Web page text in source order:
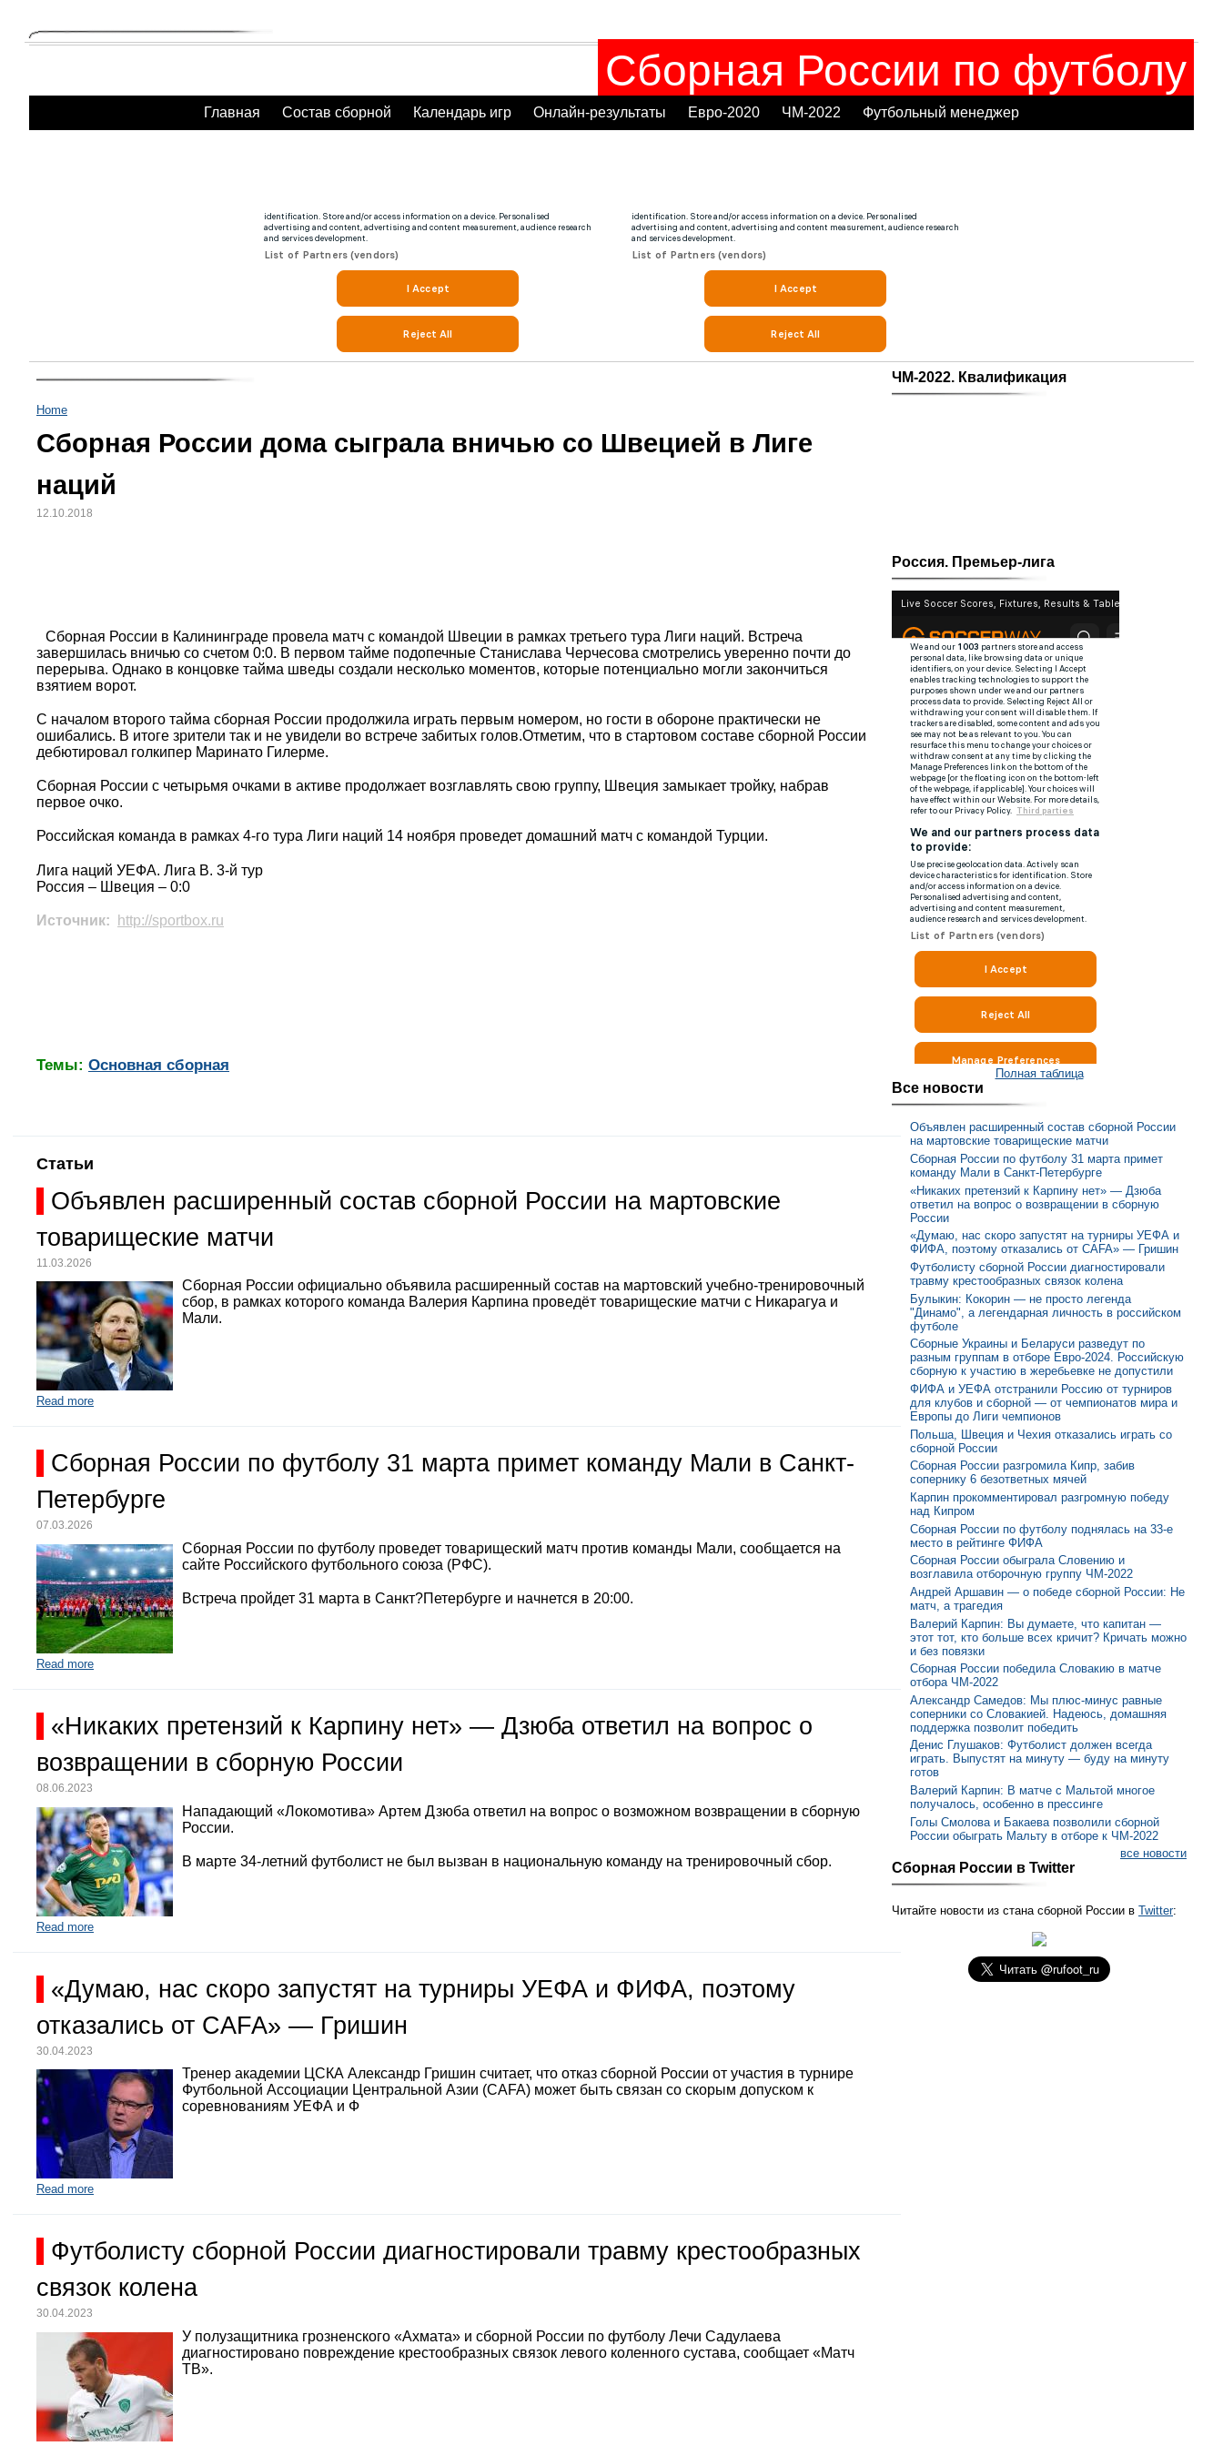
Сборная России по футболу
Главная Состав сборной Календарь игр Онлайн-результаты Евро-2020 ЧМ-2022 Футбольный менеджер
Home
Сборная России дома сыграла вничью со Швецией в Лиге
наций
12.10.2018
Сборная России в Калининграде провела матч с командой Швеции в рамках третьего тура Лиги наций. Встреча
завершилась вничью со счетом 0:0. В первом тайме подопечные Станислава Черчесова смотрелись уверенно почти до
перерыва. Однако в концовке тайма шведы создали несколько моментов, которые потенциально могли закончиться
взятием ворот.
С началом второго тайма сборная России продолжила играть первым номером, но гости в обороне практически не
ошибались. В итоге зрители так и не увидели во встрече забитых голов.Отметим, что в стартовом составе сборной России
дебютировал голкипер Маринато Гилерме.
Сборная России с четырьмя очками в активе продолжает возглавлять свою группу, Швеция замыкает тройку, набрав
первое очко.
Российская команда в рамках 4-го тура Лиги наций 14 ноября проведет домашний матч с командой Турции.
Лига наций УЕФА. Лига B. 3-й тур
Россия – Швеция – 0:0
Источник: http://sportbox.ru
Темы: Основная сборная
Статьи
Объявлен расширенный состав сборной России на мартовские
товарищеские матчи
11.03.2026
Сборная России официально объявила расширенный состав на мартовский учебно-тренировочный
сбор, в рамках которого команда Валерия Карпина проведёт товарищеские матчи с Никарагуа и
Мали.
Read more
Сборная России по футболу 31 марта примет команду Мали в Санкт-
Петербурге
07.03.2026
Сборная России по футболу проведет товарищеский матч против команды Мали, сообщается на
сайте Российского футбольного союза (РФС).
Встреча пройдет 31 марта в Санкт?Петербурге и начнется в 20:00.
Read more
«Никаких претензий к Карпину нет» — Дзюба ответил на вопрос о
возвращении в сборную России
08.06.2023
Нападающий «Локомотива» Артем Дзюба ответил на вопрос о возможном возвращении в сборную
России.
В марте 34-летний футболист не был вызван в национальную команду на тренировочный сбор.
Read more
«Думаю, нас скоро запустят на турниры УЕФА и ФИФА, поэтому
отказались от CAFA» — Гришин
30.04.2023
Тренер академии ЦСКА Александр Гришин считает, что отказ сборной России от участия в турнире
Футбольной Ассоциации Центральной Азии (CAFA) может быть связан со скорым допуском к
соревнованиям УЕФА и Ф
Read more
Футболисту сборной России диагностировали травму крестообразных
связок колена
30.04.2023
У полузащитника грозненского «Ахмата» и сборной России по футболу Лечи Садулаева
диагностировано повреждение крестообразных связок левого коленного сустава, сообщает «Матч
ТВ».
ЧМ-2022. Квалификация
Россия. Премьер-лига
Полная таблица
Все новости
Объявлен расширенный состав сборной России
на мартовские товарищеские матчи
Сборная России по футболу 31 марта примет
команду Мали в Санкт-Петербурге
«Никаких претензий к Карпину нет» — Дзюба
ответил на вопрос о возвращении в сборную
России
«Думаю, нас скоро запустят на турниры УЕФА и
ФИФА, поэтому отказались от CAFA» — Гришин
Футболисту сборной России диагностировали
травму крестообразных связок колена
Булыкин: Кокорин — не просто легенда
"Динамо", а легендарная личность в российском
футболе
Сборные Украины и Беларуси разведут по
разным группам в отборе Евро-2024. Российскую
сборную к участию в жеребьевке не допустили
ФИФА и УЕФА отстранили Россию от турниров
для клубов и сборной — от чемпионатов мира и
Европы до Лиги чемпионов
Польша, Швеция и Чехия отказались играть со
сборной России
Сборная России разгромила Кипр, забив
сопернику 6 безответных мячей
Карпин прокомментировал разгромную победу
над Кипром
Сборная России по футболу поднялась на 33-е
место в рейтинге ФИФА
Сборная России обыграла Словению и
возглавила отборочную группу ЧМ-2022
Андрей Аршавин — о победе сборной России: Не
матч, а трагедия
Валерий Карпин: Вы думаете, что капитан —
этот тот, кто больше всех кричит? Кричать можно
и без повязки
Сборная России победила Словакию в матче
отбора ЧМ-2022
Александр Самедов: Мы плюс-минус равные
соперники со Словакией. Надеюсь, домашняя
поддержка позволит победить
Денис Глушаков: Футболист должен всегда
играть. Выпустят на минуту — буду на минуту
готов
Валерий Карпин: В матче с Мальтой многое
получалось, особенно в прессинге
Голы Смолова и Бакаева позволили сборной
России обыграть Мальту в отборе к ЧМ-2022
все новости
Сборная России в Twitter
Читайте новости из стана сборной России в Twitter: